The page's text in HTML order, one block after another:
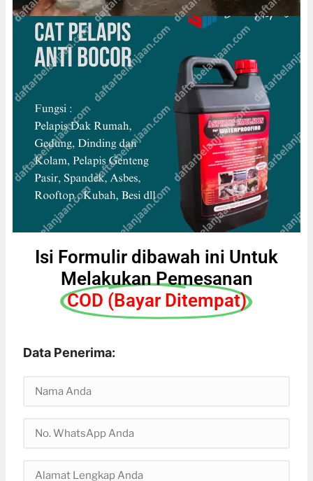
Isi Formulir dibawah ini Untuk
Melakukan Pemesanan
COD (Bayar Ditempat)
Data Penerima: